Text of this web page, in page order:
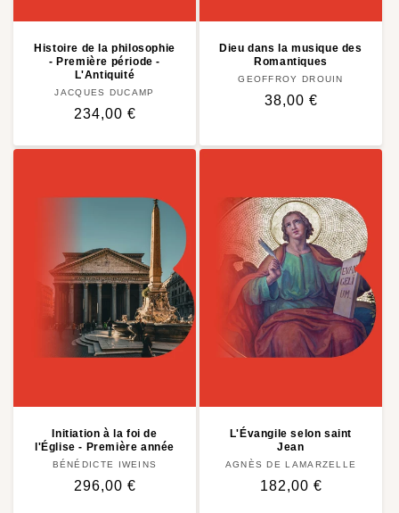
Histoire de la philosophie
- Première période -
L'Antiquité
Distributeur :
JACQUES DUCAMP
Prix
234,00 €
Dieu dans la musique des
Romantiques
Distributeur :
GEOFFROY DROUIN
Prix
38,00 €
Initiation à la foi de
l'Église - Première année
Distributeur :
BÉNÉDICTE IWEINS
Prix
296,00 €
L'Évangile selon saint
Jean
Distributeur :
AGNÈS DE LAMARZELLE
Prix
182,00 €